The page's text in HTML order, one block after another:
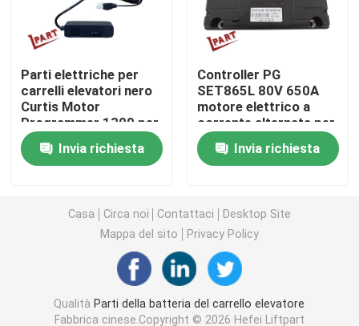
Ruota motrice del carrello elevatore
Motore elettrico del carrello elevatore
Luci del carrello elevatore del LED
Commutatore del carrello elevatore
Contattore elettrico del carrello elevatore
Maniglia del carrello elevatore
Parti elettriche per
carrelli elevatori nero
Curtis Motor
Programmer 1309 per
Curtis Controller
Invia richiesta
Controller PG
SET865L 80V 650A
motore elettrico a
corrente alternata per
carrelli elevatori
Invia richiesta
Casa Circa noi Contattaci
Desktop Site
Mappa del sito
Privacy Policy
Qualità Parti della batteria del carrello elevatore
Fabbrica cinese.Copyright © 2026 Hefei Liftpart